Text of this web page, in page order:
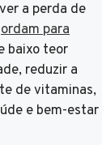
a perda de
para
baixo teor
reduzir a
de vitaminas,
e bem-estar